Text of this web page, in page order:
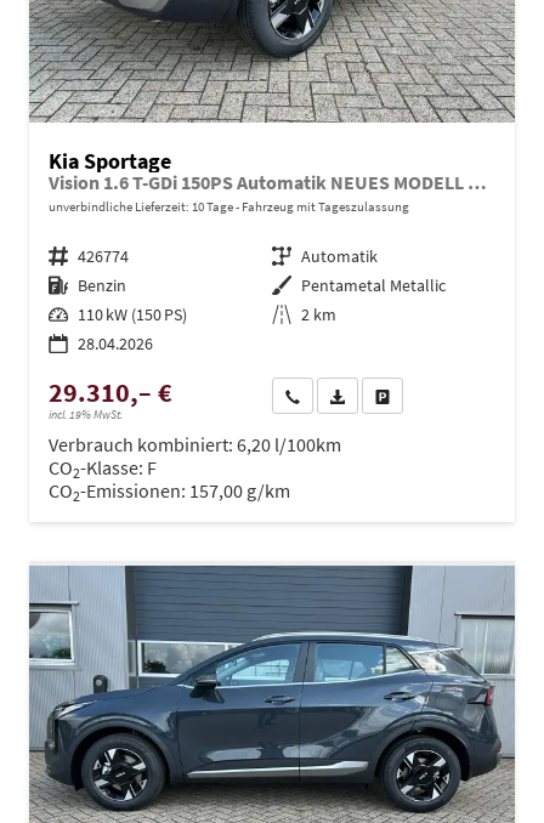
Kia Sportage
Vision 1.6 T-GDi 150PS Automatik NEUES MODELL MY26 FACELIFT Sitzheizung Lenkradheizung Klimaautomatik Navi Bluetooth Touchscreen Apple CarPlay Android Auto PDC v+h 17"LM Rückf.Kamera ACC 2x Keyless
unverbindliche Lieferzeit: 10 Tage Fahrzeug mit Tageszulassung
Fahrzeugnr. 426774 Getriebe Automatik
Kraftstoff Benzin Außenfarbe Pentametal Metallic
Leistung 110 kW (150 PS) Kilometerstand 2 km
28.04.2026
29.310,– €
incl. 19% MwSt.
Wir rufen Sie anPDF-Datei, Fahrzeugexposé
Verbrauch kombiniert: 6,20 l/100km
CO2-Klasse: F
CO2-Emissionen: 157,00 g/km